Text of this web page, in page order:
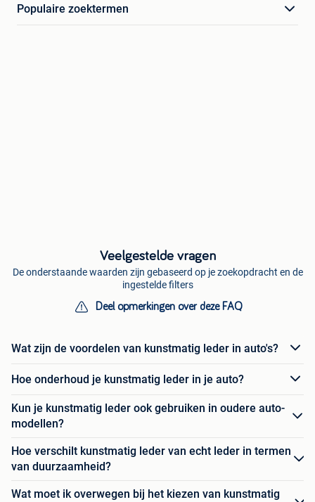
Populaire zoektermen
Veelgestelde vragen
De onderstaande waarden zijn gebaseerd op je zoekopdracht en de
ingestelde filters
Deel opmerkingen over deze FAQ
Wat zijn de voordelen van kunstmatig leder in auto's?
Hoe onderhoud je kunstmatig leder in je auto?
Kun je kunstmatig leder ook gebruiken in oudere auto-
modellen?
Hoe verschilt kunstmatig leder van echt leder in termen
van duurzaamheid?
Wat moet ik overwegen bij het kiezen van kunstmatig